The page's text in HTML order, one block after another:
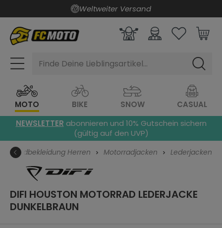
Weltweiter Versand
MOTO BIKE SNOW CASUAL
Finde Deine Lieblingsartikel...
NEWSLETTER abonnieren und 10% Gutschein sichern
(gültig auf den UVP)
Herren Motorradjacken Lederjacken
DIFI HOUSTON MOTORRAD LEDERJACKE
DUNKELBRAUN